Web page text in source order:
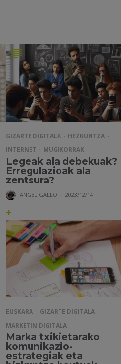
GIZARTE DIGITALA
HEZKUNTZA
INTERNET
MUGIKORRAK
Legeak ala debekuak?
Erregulazioak ala
zentsura?
ANGEL GALLO · 2023/12/14
+
EUSKARA
GIZARTE DIGITALA
MARKETIN DIGITALA
Marka txikietarako
komunikazio-
estrategiak eta